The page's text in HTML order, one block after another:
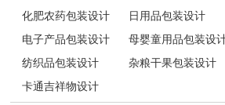
化肥农药包装设计
日用品包装设计
电子产品包装设计
母婴童用品包装设
纺织品包装设计
杂粮干果包装设计
卡通吉祥物设计